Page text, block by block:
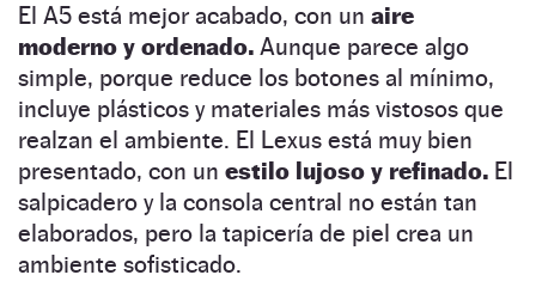
El A5 está mejor acabado, con un aire
moderno y ordenado. Aunque parece algo
simple, porque reduce los botones al mínimo,
incluye plásticos y materiales más vistosos que
realzan el ambiente. El Lexus está muy bien
presentado, con un estilo lujoso y refinado. El
salpicadero y la consola central no están tan
elaborados, pero la tapicería de piel crea un
ambiente sofisticado.